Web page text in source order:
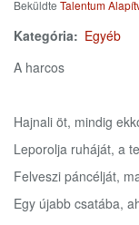
Beküldte Talentum
Kategória
Egyéb
A harcos
Hajnali öt, mindig
Leporolja ruháját, a
Felveszi páncélját,
Egy újabb csatába,